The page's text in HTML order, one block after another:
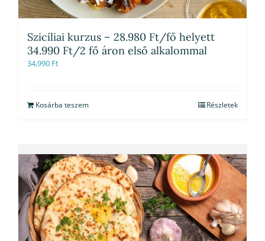
Szicíliai kurzus – 28.980 Ft/fő helyett
34.990 Ft/2 fő áron első alkalommal
34,990 Ft
Kosárba teszem Részletek